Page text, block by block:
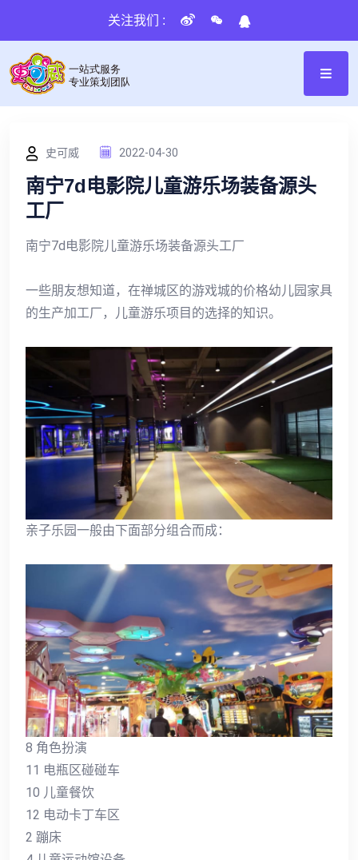
关注我们 :
史可威 2022-04-30
南宁7d电影院儿童游乐场装备源头
工厂
南宁7d电影院儿童游乐场装备源头工厂
一些朋友想知道，在禅城区的游戏城的价格幼儿园家具
的生产加工厂，儿童游乐项目的选择的知识。
亲子乐园一般由下面部分组合而成：
8 角色扮演
11 电瓶区碰碰车
10 儿童餐饮
12 电动卡丁车区
2 蹦床